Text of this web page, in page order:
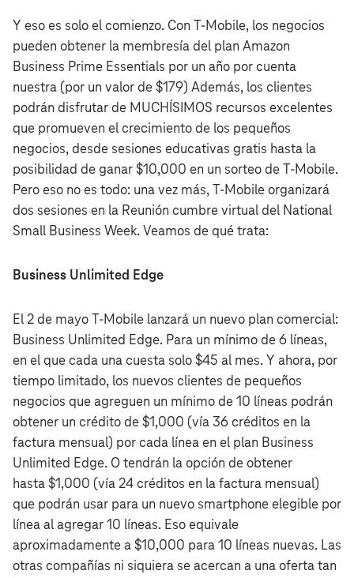
Y eso es solo el comienzo. Con T‑Mobile, los negocios
pueden obtener la membresía del plan Amazon
Business Prime Essentials por un año por cuenta
nuestra (por un valor de $179) Además, los clientes
podrán disfrutar de MUCHÍSIMOS recursos excelentes
que promueven el crecimiento de los pequeños
negocios, desde sesiones educativas gratis hasta la
posibilidad de ganar $10,000 en un sorteo de T‑Mobile.
Pero eso no es todo: una vez más, T‑Mobile organizará
dos sesiones en la Reunión cumbre virtual del National
Small Business Week. Veamos de qué trata:
Business Unlimited Edge
El 2 de mayo T‑Mobile lanzará un nuevo plan comercial:
Business Unlimited Edge. Para un mínimo de 6 líneas,
en el que cada una cuesta solo $45 al mes. Y ahora, por
tiempo limitado, los nuevos clientes de pequeños
negocios que agreguen un mínimo de 10 líneas podrán
obtener un crédito de $1,000 (vía 36 créditos en la
factura mensual) por cada línea en el plan Business
Unlimited Edge. O tendrán la opción de obtener
hasta $1,000 (vía 24 créditos en la factura mensual)
que podrán usar para un nuevo smartphone elegible por
línea al agregar 10 líneas. Eso equivale
aproximadamente a $10,000 para 10 líneas nuevas. Las
otras compañías ni siquiera se acercan a una oferta tan